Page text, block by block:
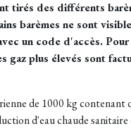
tirés des différents
barèmes ne sont
un code d'accès. Pour
gaz plus élevés sont
de 1000 kg contenant
d'eau chaude sanitaire